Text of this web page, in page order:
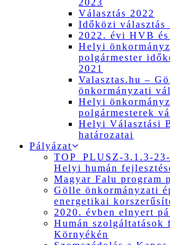
2023
Választás 2022
Időközi választás
2022. évi HVB
Helyi
polgármester
2021
Valasztas.hu –
önkormányzati
Helyi
polgármesterek
Helyi Választási
határozatai
Pályázat
TOP_PLUSZ-3.1.3-
Helyi humán
Magyar Falu program
Gölle önkormányzati
energetikai
2020. évben elnyert
Humán szolgáltatások
Környékén